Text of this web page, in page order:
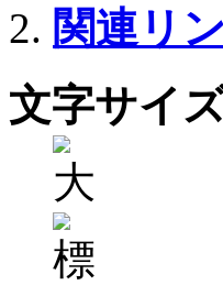
関連リ
文字サイ